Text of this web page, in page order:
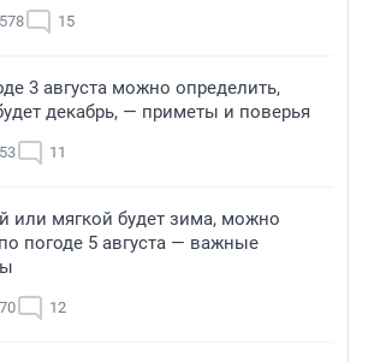
15
3 августа можно определить,
декабрь, — приметы и поверья
11
или мягкой будет зима, можно
погоде 5 августа — важные
12